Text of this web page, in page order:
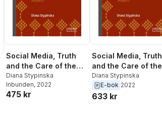
Social Media, Truth
and the Care of the
Self
Diana Stypinska
Inbunden, 2022
475 kr
Social Media, Truth
and the Care of the
Self
Diana Stypinska
E-bok 2022
633 kr